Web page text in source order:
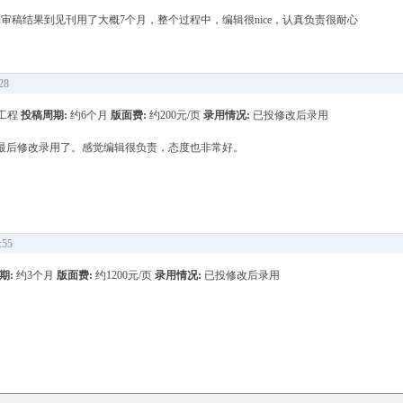
稿结果到见刊用了大概7个月，整个过程中，编辑很nice，认真负责很耐心
程 投稿周期: 约6个月 版面费: 约200元/页 录用情况: 已投修改后录用
修改录用了。感觉编辑很负责，态度也非常好。
: 约3个月 版面费: 约1200元/页 录用情况: 已投修改后录用